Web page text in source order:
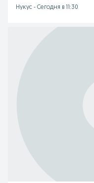
Нукус - Сегодня в 11:30